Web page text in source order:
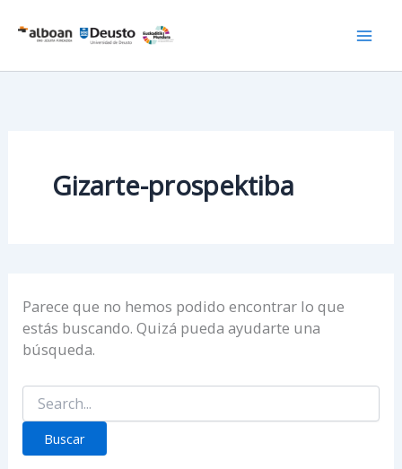
Gizarte-prospektiba
Parece que no hemos podido encontrar lo que
estás buscando. Quizá pueda ayudarte una
búsqueda.
Buscar
por: